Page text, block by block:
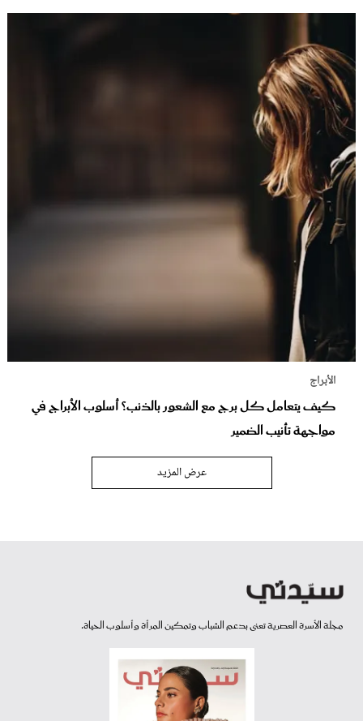
الأبراج
كيف يتعامل كل برج مع الشعور بالذنب؟ أسلوب الأبراج في
مواجهة تأنيب الضمير
عرض المزيد
مجلة الأسرة العصرية تعنى بدعم الشباب وتمكين المرأة وأسلوب الحياة.